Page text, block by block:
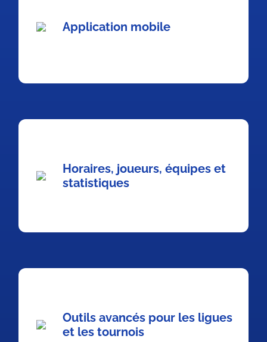
Application mobile
Horaires, joueurs, équipes et
statistiques
Outils avancés pour les ligues
et les tournois